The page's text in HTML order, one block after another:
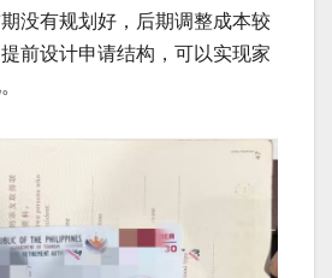
没有规划好，后期调整成本较
前设计申请结构，可以实现家